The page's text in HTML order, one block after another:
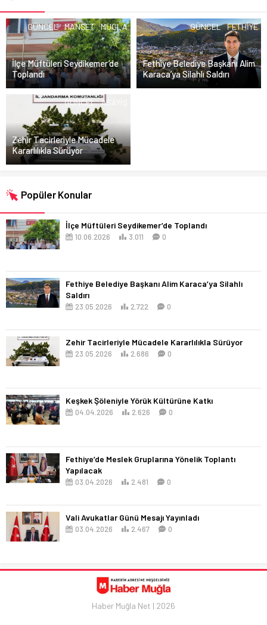
GÜNCEL MANŞET MUGLA
İlçe Müftüleri Seydikemer’de
Toplandı
GÜNCEL FETHIYE
Fethiye Belediye Başkanı Alim
Karaca’ya Silahlı Saldırı
GÜNCEL ASAYIŞ
Zehir Tacirleriyle Mücadele
Kararlılıkla Sürüyor
Popüler Konular
İlçe Müftüleri Seydikemer’de Toplandı
10.06.2026 3.011 0
Fethiye Belediye Başkanı Alim Karaca’ya Silahlı
Saldırı
23.05.2026 2.722 0
Zehir Tacirleriyle Mücadele Kararlılıkla Sürüyor
23.05.2026 2.686 0
Keşkek Şöleniyle Yörük Kültürüne Katkı
04.04.2026 2.626 0
Fethiye’de Meslek Gruplarına Yönelik Toplantı
Yapılacak
03.04.2026 2.481 0
Vali Avukatlar Günü Mesajı Yayınladı
03.04.2026 2.467 0
Haber Muğla Net | 2026